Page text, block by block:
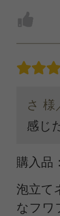
さ 様
感じ
購入品：
泡立て
なフワ